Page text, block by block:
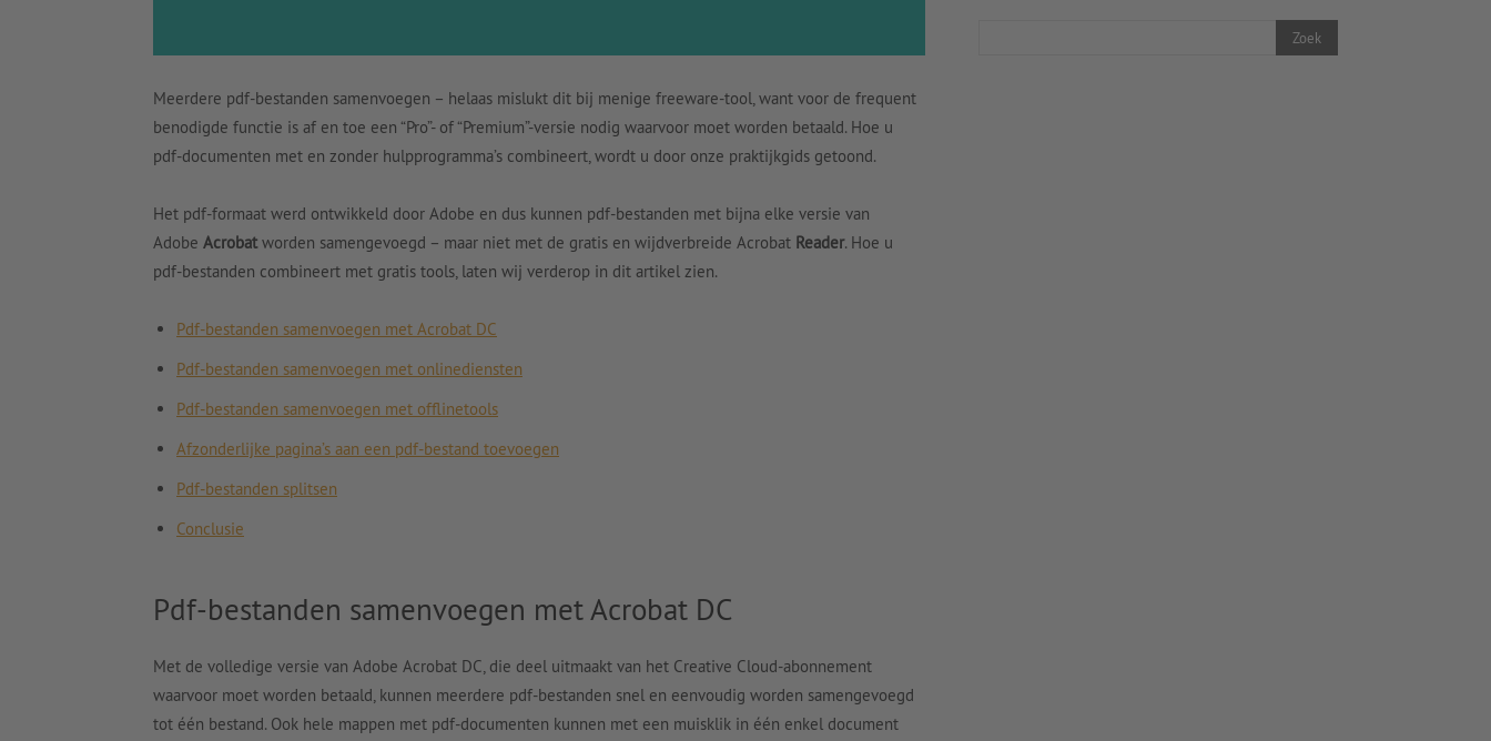
Meerdere pdf-bestanden samenvoegen – helaas mislukt dit bij menige freeware-tool, want voor de frequent
benodigde functie is af en toe een “Pro”- of “Premium”-versie nodig waarvoor moet worden betaald. Hoe u
pdf-documenten met en zonder hulpprogramma’s combineert, wordt u door onze praktijkgids getoond.
Het pdf-formaat werd ontwikkeld door Adobe en dus kunnen pdf-bestanden met bijna elke versie van
Adobe Acrobat worden samengevoegd – maar niet met de gratis en wijdverbreide Acrobat Reader. Hoe u
pdf-bestanden combineert met gratis tools, laten wij verderop in dit artikel zien.
Pdf-bestanden samenvoegen met Acrobat DC
Pdf-bestanden samenvoegen met onlinediensten
Pdf-bestanden samenvoegen met offlinetools
Afzonderlijke pagina’s aan een pdf-bestand toevoegen
Pdf-bestanden splitsen
Conclusie
Pdf-bestanden samenvoegen met Acrobat DC
Met de volledige versie van Adobe Acrobat DC, die deel uitmaakt van het Creative Cloud-abonnement
waarvoor moet worden betaald, kunnen meerdere pdf-bestanden snel en eenvoudig worden samengevoegd
tot één bestand. Ook hele mappen met pdf-documenten kunnen met een muisklik in één enkel document